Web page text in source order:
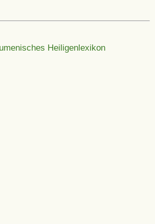
Heiligenlexikon